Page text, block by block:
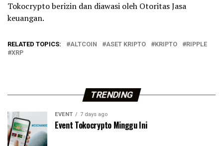
Tokocrypto berizin dan diawasi oleh Otoritas Jasa
keuangan.
RELATED TOPICS: ALTCOIN ASET KRIPTO KRIPTO
RIPPLE
XRP
TRENDING
EVENT 7 days ago
Event Tokocrypto Minggu Ini